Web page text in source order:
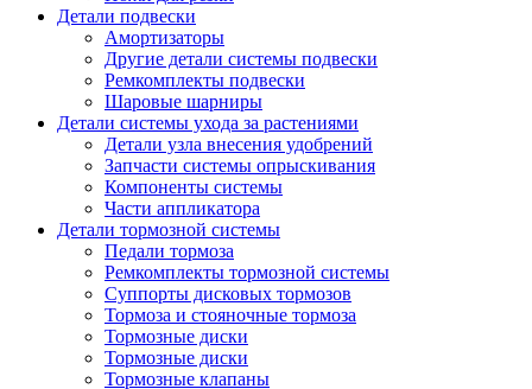
Детали подвески
Амортизаторы
Другие детали системы подвески
Ремкомплекты подвески
Шаровые шарниры
Детали системы ухода за растениями
Детали узла внесения удобрений
Запчасти системы опрыскивания
Компоненты системы
Части аппликатора
Детали тормозной системы
Педали тормоза
Ремкомплекты тормозной системы
Суппорты дисковых тормозов
Тормоза и стояночные тормоза
Тормозные диски
Тормозные диски
Тормозные клапаны